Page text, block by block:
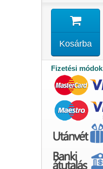
Kosárba
Fizetési módok